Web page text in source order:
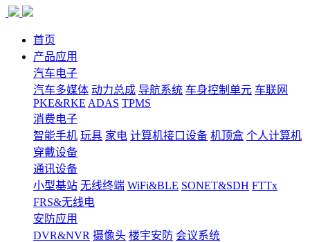
首页
产品应用
汽车电子
汽车多媒体 动力总成 导航系统 车身控制单元 车联网
PKE&RKE ADAS TPMS
消费电子
智能手机 玩具 家电 计算机接口设备 机顶盒 个人计算机
穿戴设备
通讯设备
小型基站 无线终端 WiFi&BLE SONET&SDH FTTx
FRS&无线电
安防应用
DVR&NVR 摄像头 楼宇安防 会议系统